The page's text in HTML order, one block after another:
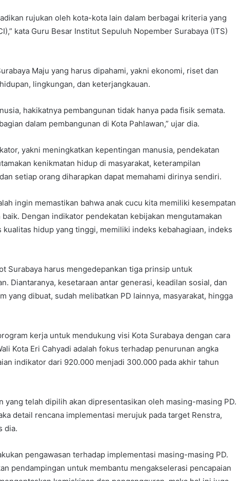
rujukan oleh kota-kota lain dalam berbagai kriteria yang
kata Guru Besar Institut Sepuluh Nopember Surabaya (ITS)
Maju yang harus dipahami, yakni ekonomi, riset dan
lingkungan, dan keterjangkauan.
hakikatnya pembangunan tidak hanya pada fisik semata.
dalam pembangunan di Kota Pahlawan,” ujar dia.
yakni meningkatkan kepentingan manusia, pendekatan
kenikmatan hidup di masyarakat, keterampilan
setiap orang diharapkan dapat memahami dirinya sendiri.
ingin memastikan bahwa anak cucu kita memiliki kesempatan
Dengan indikator pendekatan kebijakan mengutamakan
hidup yang tinggi, memiliki indeks kebahagiaan, indeks
Surabaya harus mengedepankan tiga prinsip untuk
Diantaranya, kesetaraan antar generasi, keadilan sosial, dan
yang dibuat, sudah melibatkan PD lainnya, masyarakat, hingga
kerja untuk mendukung visi Kota Surabaya dengan cara
Kota Eri Cahyadi adalah fokus terhadap penurunan angka
indikator dari 920.000 menjadi 300.000 pada akhir tahun
yang telah dipilih akan dipresentasikan oleh masing-masing PD.
detail rencana implementasi merujuk pada target Renstra,
dia.
pengawasan terhadap implementasi masing-masing PD.
pendampingan untuk membantu mengakselerasi pencapaian